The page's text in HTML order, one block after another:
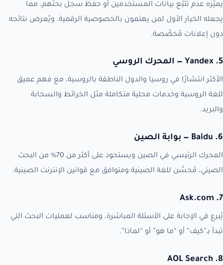
يميّزه عدم تتبّع بيانات المستخدمين أو حفظ سجل بحثهم، مما
يجعله الخيار الأول لمن يهتمون بالخصوصية الرقمية. ويُعرض نتائجه
دون إعلانات مُخصَّصة.
5. Yandex — المحرك الروسي
الأكثر انتشارًا في روسيا والدول الناطقة بالروسية، مع فهم عميق
للغة الروسية وخدمات محلية متكاملة مثل الخرائط والسحابة
والبريد.
6. Baidu — بوابة الصين
المحرك الرئيسي في الصين ويستحوذ على أكثر من 70% من البحث
الصيني، مُحسَّن للغة الصينية ومتوافق مع قوانين الإنترنت الصينية.
7. Ask.com
يُبرع في الإجابة على الأسئلة المباشرة، ومناسب لعمليات البحث التي
تبدأ بـ”كيف” أو “ما هو” أو “لماذا”.
8. AOL Search